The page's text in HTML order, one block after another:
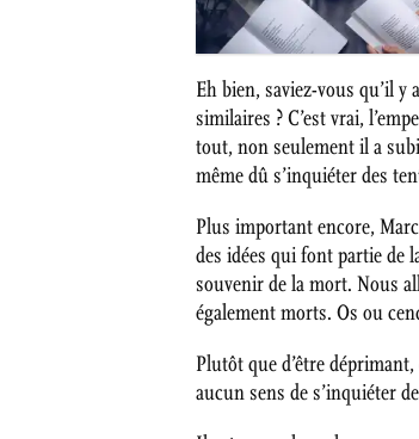
Eh bien, saviez-vous qu’il y
similaires ? C’est vrai,
tout, non seulement il a
même dû s’inquiéter des
Plus important encore,
des idées qui font partie de
souvenir de la mort. Nous
également morts. Os ou
Plutôt que d’être
aucun sens de s’inquiéter